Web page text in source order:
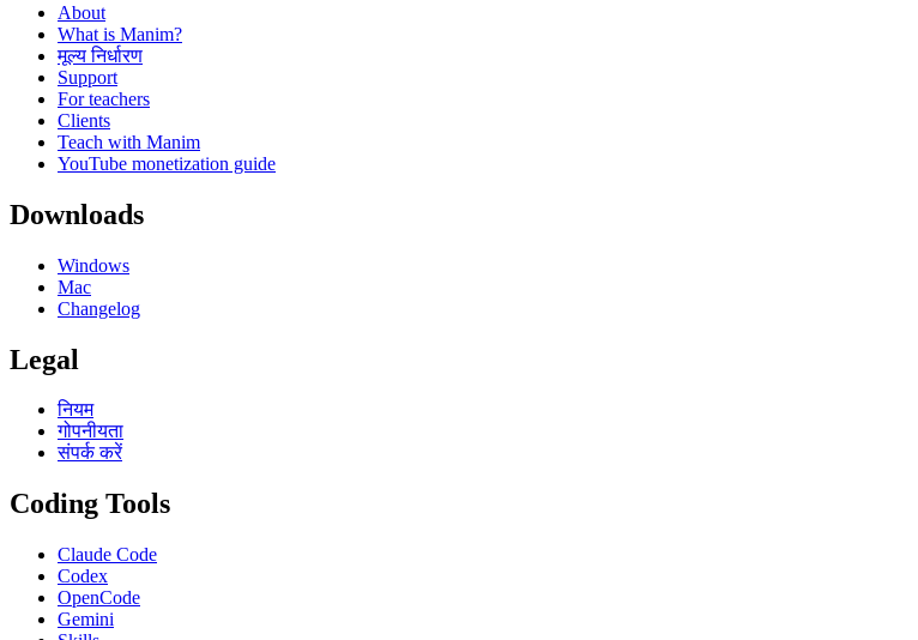
About
What is Manim?
मूल्य निर्धारण
Support
For teachers
Clients
Teach with Manim
YouTube monetization guide
Downloads
Windows
Mac
Changelog
Legal
नियम
गोपनीयता
संपर्क करें
Coding Tools
Claude Code
Codex
OpenCode
Gemini